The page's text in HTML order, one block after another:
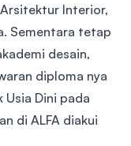
Interior,
Sementara tetap
desain,
diploma nya
Usia Dini pada
di ALFA diakui